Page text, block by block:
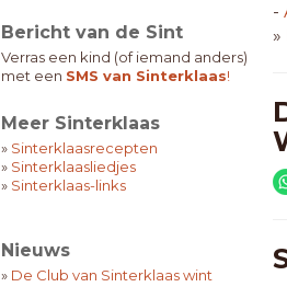
Bericht van de Sint
Verras een kind (of iemand anders)
met een SMS van Sinterklaas!
Meer Sinterklaas
» Sinterklaasrecepten
» Sinterklaasliedjes
» Sinterklaas-links
Nieuws
» De Club van Sinterklaas wint
-
»